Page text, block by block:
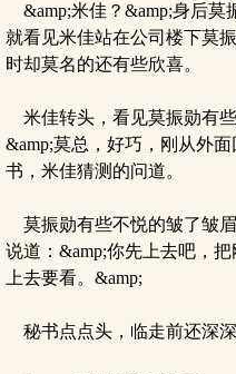
&amp;米佳？&amp;身后莫
就看见米佳站在公司楼下莫
时却莫名的还有些欣喜。
米佳转头，看见莫振勋有
&amp;莫总，好巧，刚从外
书，米佳猜测的问道。
莫振勋有些不悦的皱了皱
说道：&amp;你先上去吧，
上去要看。&amp;
秘书点点头，临走前还深深